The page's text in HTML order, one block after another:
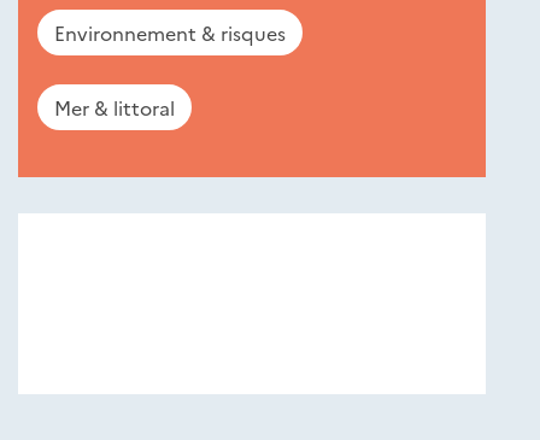
Environnement & risques
Mer & littoral